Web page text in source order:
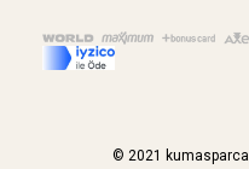
© 2021 kumasparca